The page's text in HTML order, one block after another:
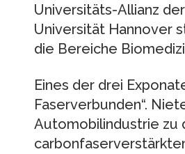
Universitäts-Allianz
Universität Hannover
die Bereiche
Eines der drei
Faserverbunden“.
Automobilindustrie zu